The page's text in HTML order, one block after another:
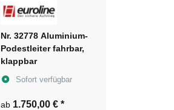
Nr. 32778 Aluminium-
Podestleiter fahrbar,
klappbar
Sofort verfügbar
ab 1.750,00 €*